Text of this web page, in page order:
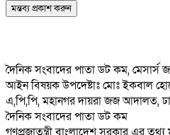
দৈনিক সংবাদের পাতা ডট কম, মেসার্স
আইন বিষয়ক উপদেষ্টাঃ মোঃ ইকবাল
এ,পি,পি, মহানগর দায়রা জজ আদালত,
দৈনিক সংবাদের পাতা ডট কম